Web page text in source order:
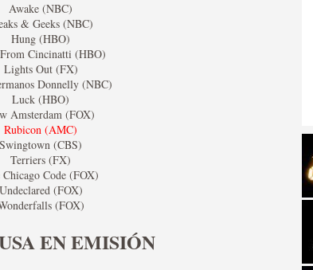
de Amazon
de Series de
Awake (NBC)
& Geeks (NBC)
Hung (HBO)
Cincinatti (HBO)
Lights Out (FX)
Donnelly (NBC)
Luck (HBO)
Amsterdam (FOX)
Rubicon (AMC)
Swingtown (CBS)
Terriers (FX)
Chicago Code (FOX)
Undeclared (FOX)
(FOX)
EN EMISIÓN